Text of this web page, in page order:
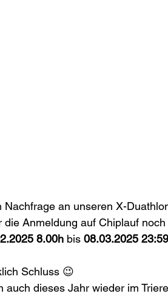
Nachfrage an unseren X-
die Anmeldung auf Chiplauf
8.00h bis 08.03.2025
Schluss 😉
auch dieses Jahr wieder im